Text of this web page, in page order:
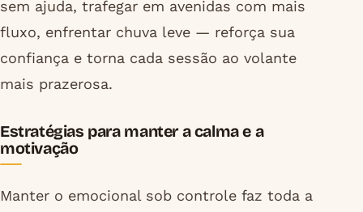
sem ajuda, trafegar em avenidas com mais
fluxo, enfrentar chuva leve — reforça sua
confiança e torna cada sessão ao volante
mais prazerosa.
Estratégias para manter a calma e a
motivação
Manter o emocional sob controle faz toda a